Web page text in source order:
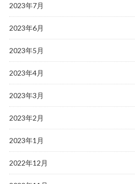
2023年7月
2023年6月
2023年5月
2023年4月
2023年3月
2023年2月
2023年1月
2022年12月